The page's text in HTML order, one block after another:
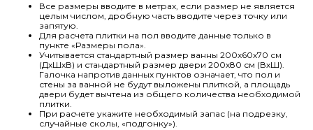
Все размеры вводите в метрах, если размер не является
целым числом, дробную часть вводите через точку или
запятую.
Для расчета плитки на пол вводите данные только в
пункте «Размеры пола».
Учитывается стандартный размер ванны 200х60х70 см
(ДхШхВ) и стандартный размер двери 200х80 см (ВхШ).
Галочка напротив данных пунктов означает, что пол и
стены за ванной не будут выложены плиткой, а площадь
двери будет вычтена из общего количества необходимой
плитки.
При расчете укажите необходимый запас (на подрезку,
случайные сколы, «подгонку»).